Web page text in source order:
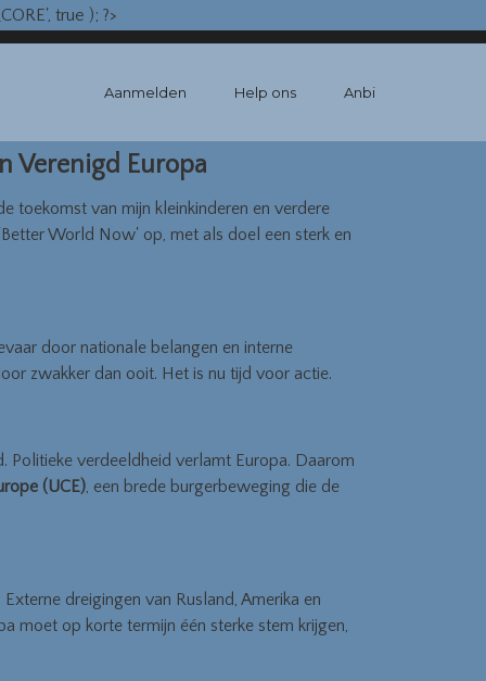
true ); ?>
Aanmelden Help ons Anbi
Verenigd Europa
toekomst van mijn kleinkinderen en verdere
World Now' op, met als doel een sterk en
door nationale belangen en interne
zwakker dan ooit. Het is nu tijd voor actie.
Politieke verdeeldheid verlamt Europa. Daarom
(UCE), een brede burgerbeweging die de
dreigingen van Rusland, Amerika en
moet op korte termijn één sterke stem krijgen,